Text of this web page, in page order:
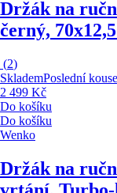
Držák na
černý,
(2)
SklademPoslední
2 499 Kč
Do košíku
Do košíku
Wenko
Držák na